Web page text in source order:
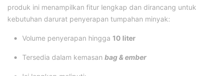
produk ini menampilkan fitur lengkap dan dirancang untuk
kebutuhan darurat penyerapan tumpahan minyak:
Volume penyerapan hingga 10 liter
Tersedia dalam kemasan bag & ember